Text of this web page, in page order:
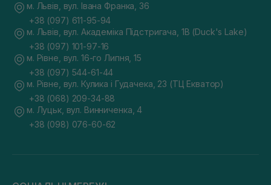
м. Львів, вул. Івана Франка, 36
+38 (097) 611-95-94
м. Львів, вул. Академіка Підстригача, 1В (Duck's Lake)
+38 (097) 101-97-16
м. Рівне, вул. 16-го Липня, 15
+38 (097) 544-61-44
м. Рівне, вул. Кулика і Гудачека, 23 (ТЦ Екватор)
+38 (068) 209-34-88
м. Луцьк, вул. Винниченка, 4
+38 (098) 076-60-62